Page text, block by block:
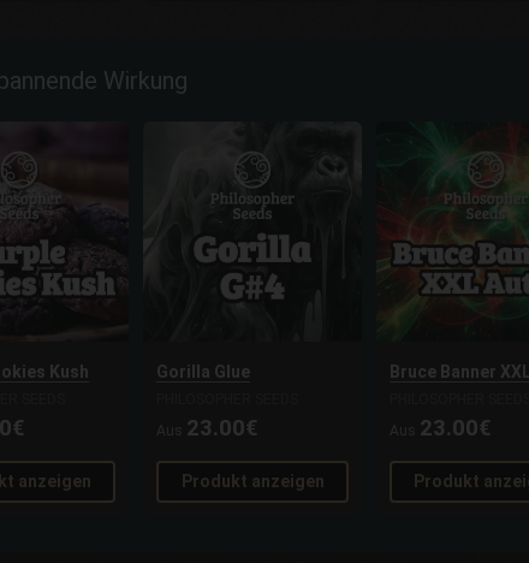
Wirkung
Kush
anzeigen
Gorilla Glue
Aus 23.00€
Produkt anzeigen
Bruce Banner
Aus 23.00€
Produkt